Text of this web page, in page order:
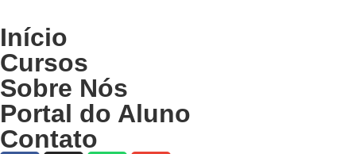
Início
Cursos
Sobre Nós
Portal do Aluno
Contato